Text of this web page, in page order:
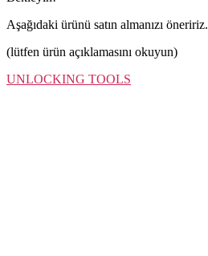
Aşağıdaki ürünü satın almanızı öneririz.
(lütfen ürün açıklamasını okuyun)
UNLOCKING TOOLS